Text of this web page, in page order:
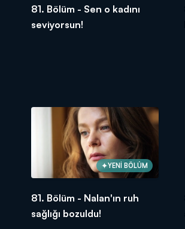
81. Bölüm - Sen o kadını
seviyorsun!
YENİ BÖLÜM
81. Bölüm - Nalan'ın ruh
sağlığı bozuldu!